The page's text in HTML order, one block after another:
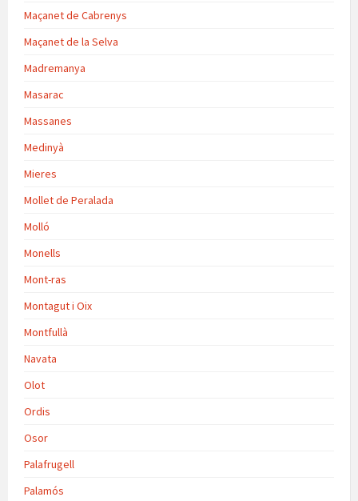
Maçanet de Cabrenys
Maçanet de la Selva
Madremanya
Masarac
Massanes
Medinyà
Mieres
Mollet de Peralada
Molló
Monells
Mont-ras
Montagut i Oix
Montfullà
Navata
Olot
Ordis
Osor
Palafrugell
Palamós